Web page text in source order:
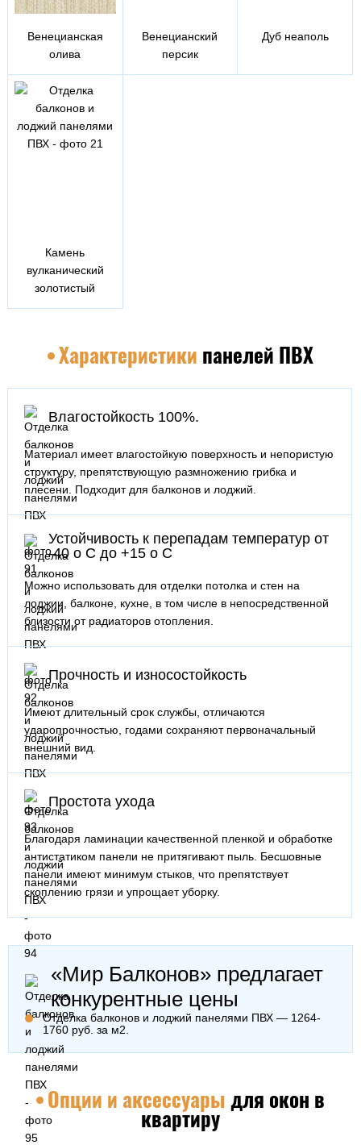
Венецианская
олива
Венецианский
персик
Дуб неаполь
Камень
вулканический
золотистый
Характеристики панелей ПВХ
Влагостойкость 100%.
Материал имеет влагостойкую поверхность и непористую
структуру, препятствующую размножению грибка и
плесени. Подходит для балконов и лоджий.
Устойчивость к перепадам температур от
-40 o C до +15 o C
Можно использовать для отделки потолка и стен на
лоджии, балконе, кухне, в том числе в непосредственной
близости от радиаторов отопления.
Прочность и износостойкость
Имеют длительный срок службы, отличаются
ударопрочностью, годами сохраняют первоначальный
внешний вид.
Простота ухода
Благодаря ламинации качественной пленкой и обработке
антистатиком панели не притягивают пыль. Бесшовные
панели имеют минимум стыков, что препятствует
скоплению грязи и упрощает уборку.
«Мир Балконов» предлагает
конкурентные цены
Отделка балконов и лоджий панелями ПВХ — 1264-
1760 руб. за м2.
Опции и аксессуарыдля окон в
квартиру